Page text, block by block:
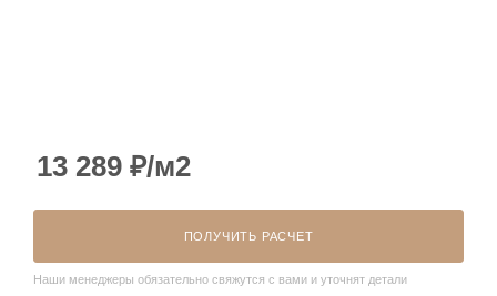
13 289 ₽/м2
ПОЛУЧИТЬ РАСЧЕТ
Наши менеджеры обязательно свяжутся с вами и уточнят детали